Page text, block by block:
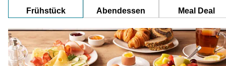
Frühstück Abendessen Meal Deal